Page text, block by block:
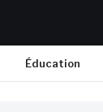
Éducation